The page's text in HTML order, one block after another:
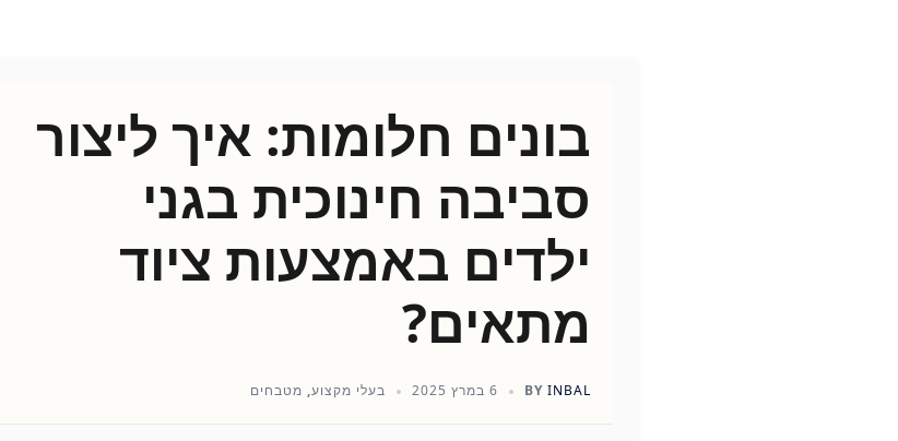
בונים חלומות: איך ליצור
סביבה חינוכית בגני
ילדים באמצעות ציוד
מתאים?
BY INBAL 6 במרץ 2025 בעלי מקצוע, מטבחים